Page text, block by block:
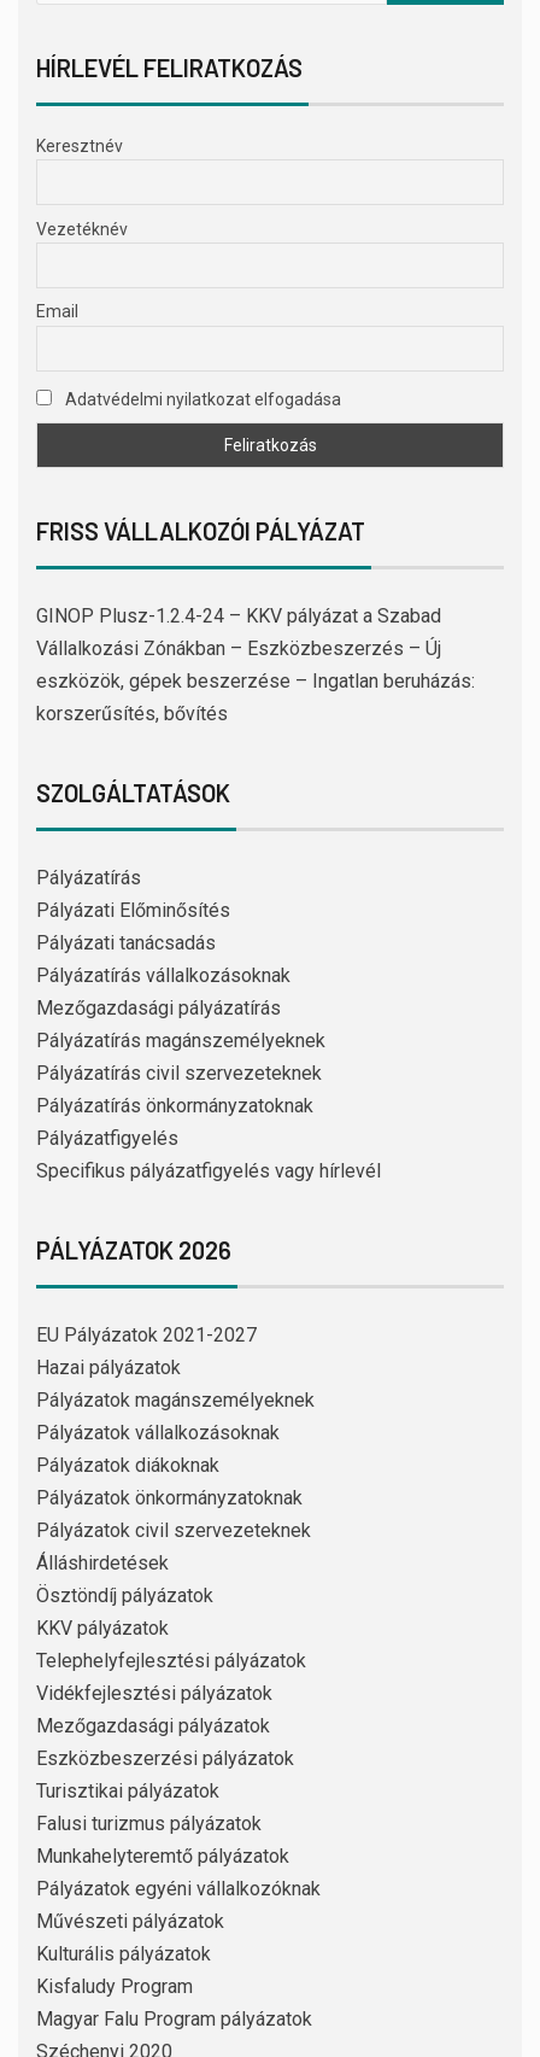
HÍRLEVÉL FELIRATKOZÁS
Keresztnév
Vezetéknév
Email
Adatvédelmi nyilatkozat elfogadása
FRISS VÁLLALKOZÓI PÁLYÁZAT
GINOP Plusz-1.2.4-24 – KKV pályázat a Szabad
Vállalkozási Zónákban – Eszközbeszerzés – Új
eszközök, gépek beszerzése – Ingatlan beruházás:
korszerűsítés, bővítés
SZOLGÁLTATÁSOK
Pályázatírás
Pályázati Előminősítés
Pályázati tanácsadás
Pályázatírás vállalkozásoknak
Mezőgazdasági pályázatírás
Pályázatírás magánszemélyeknek
Pályázatírás civil szervezeteknek
Pályázatírás önkormányzatoknak
Pályázatfigyelés
Specifikus pályázatfigyelés vagy hírlevél
PÁLYÁZATOK 2026
EU Pályázatok 2021-2027
Hazai pályázatok
Pályázatok magánszemélyeknek
Pályázatok vállalkozásoknak
Pályázatok diákoknak
Pályázatok önkormányzatoknak
Pályázatok civil szervezeteknek
Álláshirdetések
Ösztöndíj pályázatok
KKV pályázatok
Telephelyfejlesztési pályázatok
Vidékfejlesztési pályázatok
Mezőgazdasági pályázatok
Eszközbeszerzési pályázatok
Turisztikai pályázatok
Falusi turizmus pályázatok
Munkahelyteremtő pályázatok
Pályázatok egyéni vállalkozóknak
Művészeti pályázatok
Kulturális pályázatok
Kisfaludy Program
Magyar Falu Program pályázatok
Széchenyi 2020